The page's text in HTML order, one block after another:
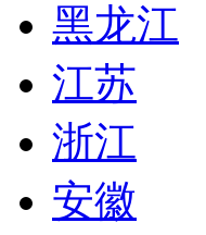
黑龙江
江苏
浙江
安徽